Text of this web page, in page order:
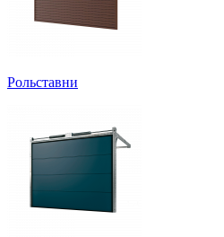
Рольставни